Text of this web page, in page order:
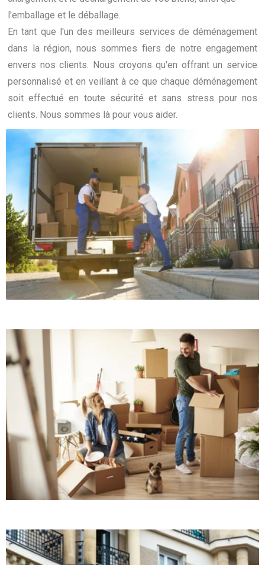
l'emballage et le déballage.
En tant que l'un des meilleurs services de déménagement
dans la région, nous sommes fiers de notre engagement
envers nos clients. Nous croyons qu'en offrant un service
personnalisé et en veillant à ce que chaque déménagement
soit effectué en toute sécurité et sans stress pour nos
clients. Nous sommes là pour vous aider.